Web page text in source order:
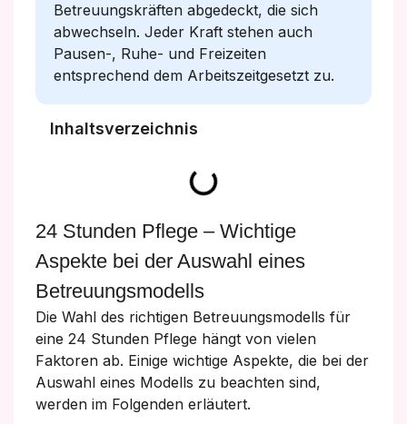
Betreuungskräften abgedeckt, die sich
abwechseln. Jeder Kraft stehen auch
Pausen-, Ruhe- und Freizeiten
entsprechend dem Arbeitszeitgesetzt zu.
Inhaltsverzeichnis
24 Stunden Pflege – Wichtige
Aspekte bei der Auswahl eines
Betreuungsmodells
Die Wahl des richtigen Betreuungsmodells für
eine 24 Stunden Pflege hängt von vielen
Faktoren ab. Einige wichtige Aspekte, die bei der
Auswahl eines Modells zu beachten sind,
werden im Folgenden erläutert.